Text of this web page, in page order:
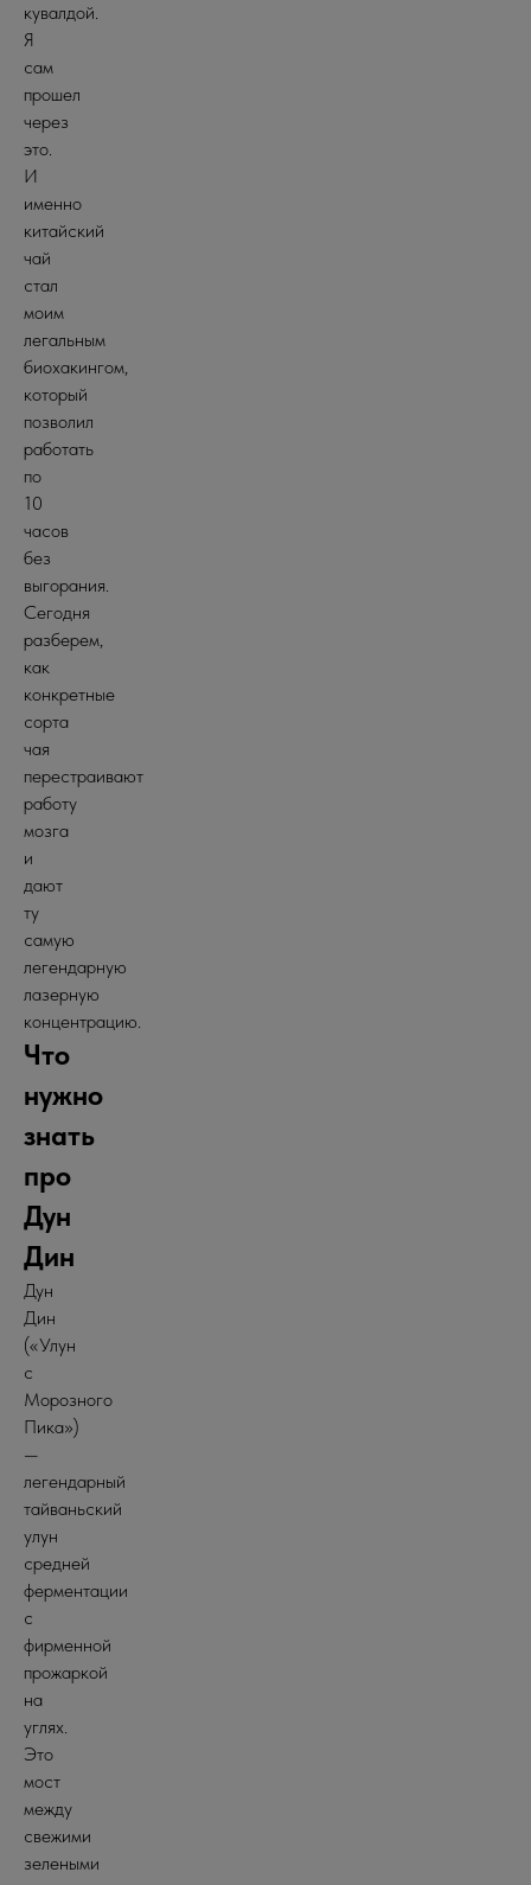
кувалдой.
Я
сам
прошел
через
это.
И
именно
китайский
чай
стал
моим
легальным
биохакингом,
который
позволил
работать
по
10
часов
без
выгорания.
Сегодня
разберем,
как
конкретные
сорта
чая
перестраивают
работу
мозга
и
дают
ту
самую
легендарную
лазерную
концентрацию.
Что
нужно
знать
про
Дун
Дин
Дун
Дин
(«Улун
с
Морозного
Пика»)
—
легендарный
тайваньский
улун
средней
ферментации
с
фирменной
прожаркой
на
углях.
Это
мост
между
свежими
зелеными